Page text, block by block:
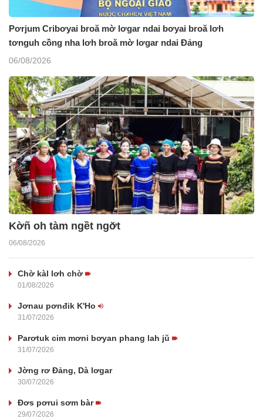
Pơrjum Cribơyai broă mờ lơgar ndai bơyai broă lơh
tơnguh cồng nha lơh broă mờ lơgar ndai Đảng
06/08/2026
Kờñ oh tàm ngềt ngơ̆t
06/08/2026
Chờ kàl lơh chờ
01/08/2026
Jơnau pơnđik K'Ho
31/07/2026
Parơtuk cim mơni bơyan phang lah jŭ
31/07/2026
Jờng rơ Đảng, Dà lơgar
30/07/2026
Đơs pơrui sơm bàr
29/07/2026